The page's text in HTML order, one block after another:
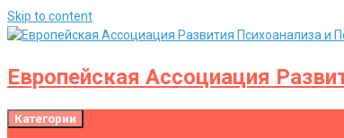
Skip to content
Европейская Ассоциация
Категории